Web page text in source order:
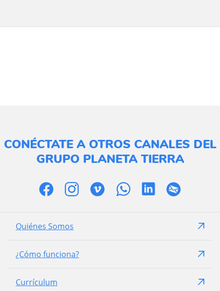
CONÉCTATE A OTROS CANALES DEL
GRUPO PLANETA TIERRA
Quiénes Somos
¿Cómo funciona?
Currículum